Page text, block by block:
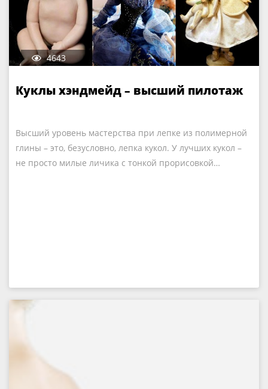
4643
Куклы хэндмейд – высший пилотаж
Высший уровень мастерства при лепке из полимерной
глины – это, безусловно, лепка кукол. У лучших кукол –
не просто милые личика с тонкой прорисовкой…